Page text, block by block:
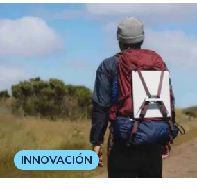
INNOVACIÓN